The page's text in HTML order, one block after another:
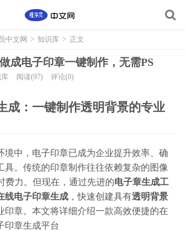
中文网 > 知识库 > 正文
成电子印章一键制作，无需PS
阅读(97) 评论(0)
成：一键制作透明背景的专业
境中，电子印章已成为企业提升效率、确
具。传统的印章制作往往依赖复杂的图像
费力。但现在，通过先进的电子章生成工
线电子印章生成 ，快速创建具有透明背景
印章。本文将详细介绍一款高效便捷的在
章生成平台